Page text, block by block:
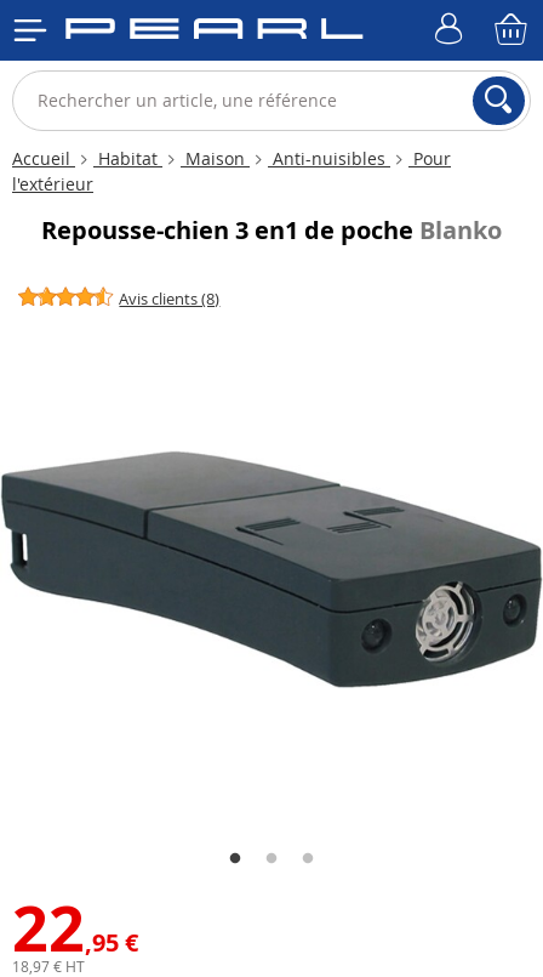
Accueil Habitat Maison Anti-nuisibles
Pour
l'extérieur
Repousse-chien 3 en1 de poche Blanko
Avis clients (8)
22,95 €
18,97 € HT